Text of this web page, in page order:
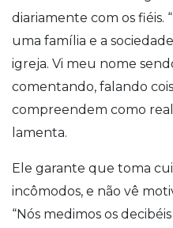
diariamente com os fiéis.
uma família e a
igreja. Vi meu nome
comentando, falando
compreendem como
lamenta.
Ele garante que toma
incômodos, e não vê
“Nós medimos os